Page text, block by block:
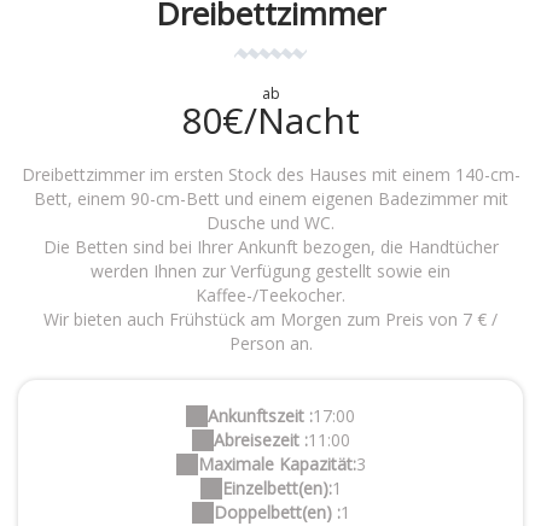
Dreibettzimmer
ab
80€/Nacht
Dreibettzimmer im ersten Stock des Hauses mit einem 140-cm-
Bett, einem 90-cm-Bett und einem eigenen Badezimmer mit
Dusche und WC.
Die Betten sind bei Ihrer Ankunft bezogen, die Handtücher
werden Ihnen zur Verfügung gestellt sowie ein
Kaffee-/Teekocher.
Wir bieten auch Frühstück am Morgen zum Preis von 7 € /
Person an.
Ankunftszeit :17:00
Abreisezeit :11:00
Maximale Kapazität:3
Einzelbett(en):1
Doppelbett(en) :1